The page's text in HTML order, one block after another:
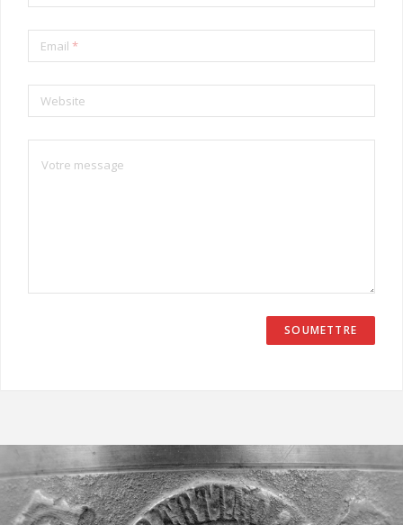
Email *
Website